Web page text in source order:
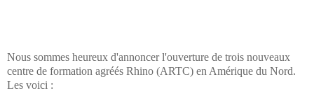
Nous sommes heureux d'annoncer l'ouverture de trois nouveaux
centre de formation agréés Rhino (ARTC) en Amérique du Nord.
Les voici :